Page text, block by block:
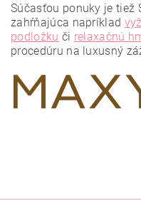
Súčasťou ponuky je tiež
zahŕňajúca napríklad
podložku či relaxačnú
procedúru na luxusný